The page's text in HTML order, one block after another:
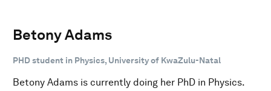
Betony Adams
PHD student in Physics, University of KwaZulu-Natal
Betony Adams is currently doing her PhD in Physics.